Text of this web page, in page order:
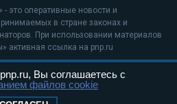
- это оперативные новости и
в стране законах и
При использовании материалов
активная ссылка на pnp.ru
применяютсярекомендательные
Вы соглашаетесь с
файлов cookie